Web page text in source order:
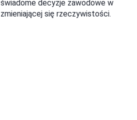
świadome decyzje zawodowe w
zmieniającej się rzeczywistości.